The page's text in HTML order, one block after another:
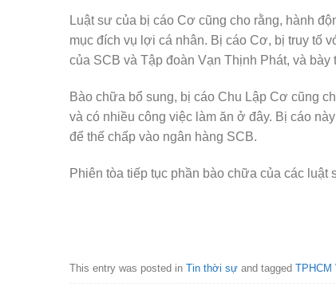
Luật sư của bị cáo Cơ cũng cho rằng, hành
mục đích vụ lợi cá nhân. Bị cáo Cơ, bị truy tố
của SCB và Tập đoàn Vạn Thịnh Phát, và
Bào chữa bổ sung, bị cáo Chu Lập Cơ cũng
và có nhiều công việc làm ăn ở đây. Bị cáo
để thế chấp vào ngân hàng SCB.
Phiên tòa tiếp tục phần bào chữa của các luật
This entry was posted in Tin thời sự and tagged TPHCM